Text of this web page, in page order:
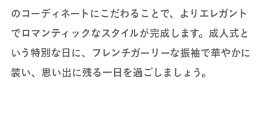
のコーディネートにこだわることで、よりエレガント
でロマンティックなスタイルが完成します。成人式と
いう特別な日に、フレンチガーリーな振袖で華やかに
装い、思い出に残る一日を過ごしましょう。